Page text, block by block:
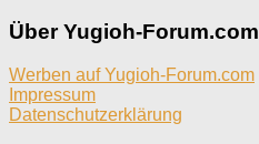
Über Yugioh-Forum.com
Werben auf Yugioh-Forum.com
Impressum
Datenschutzerklärung